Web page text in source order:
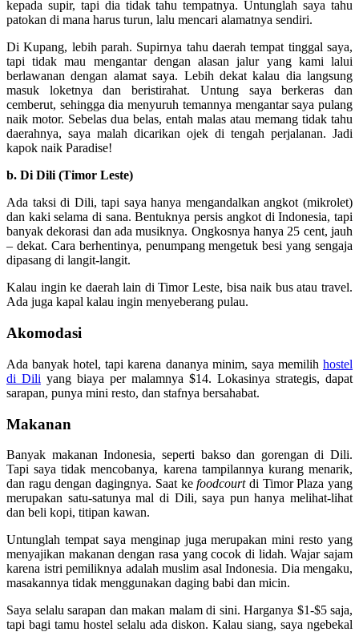
kepada supir, tapi dia tidak tahu tempatnya. Untunglah saya tahu
patokan di mana harus turun, lalu mencari alamatnya sendiri.
Di Kupang, lebih parah. Supirnya tahu daerah tempat tinggal saya,
tapi tidak mau mengantar dengan alasan jalur yang kami lalui
berlawanan dengan alamat saya. Lebih dekat kalau dia langsung
masuk loketnya dan beristirahat. Untung saya berkeras dan
cemberut, sehingga dia menyuruh temannya mengantar saya pulang
naik motor. Sebelas dua belas, entah malas atau memang tidak tahu
daerahnya, saya malah dicarikan ojek di tengah perjalanan. Jadi
kapok naik Paradise!
b. Di Dili (Timor Leste)
Ada taksi di Dili, tapi saya hanya mengandalkan angkot (mikrolet)
dan kaki selama di sana. Bentuknya persis angkot di Indonesia, tapi
banyak dekorasi dan ada musiknya. Ongkosnya hanya 25 cent, jauh
– dekat. Cara berhentinya, penumpang mengetuk besi yang sengaja
dipasang di langit-langit.
Kalau ingin ke daerah lain di Timor Leste, bisa naik bus atau travel.
Ada juga kapal kalau ingin menyeberang pulau.
Akomodasi
Ada banyak hotel, tapi karena dananya minim, saya memilih hostel
di Dili yang biaya per malamnya $14. Lokasinya strategis, dapat
sarapan, punya mini resto, dan stafnya bersahabat.
Makanan
Banyak makanan Indonesia, seperti bakso dan gorengan di Dili.
Tapi saya tidak mencobanya, karena tampilannya kurang menarik,
dan ragu dengan dagingnya. Saat kefoodcourt di Timor Plaza yang
merupakan satu-satunya mal di Dili, saya pun hanya melihat-lihat
dan beli kopi, titipan kawan.
Untunglah tempat saya menginap juga merupakan mini resto yang
menyajikan makanan dengan rasa yang cocok di lidah. Wajar sajam
karena istri pemiliknya adalah muslim asal Indonesia. Dia mengaku,
masakannya tidak menggunakan daging babi dan micin.
Saya selalu sarapan dan makan malam di sini. Harganya $1-$5 saja,
tapi bagi tamu hostel selalu ada diskon. Kalau siang, saya ngebekal